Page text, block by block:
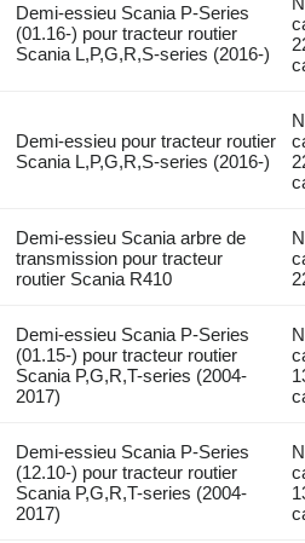
Demi-essieu Scania P-Series
(01.16-) pour tracteur routier
Scania L,P,G,R,S-series (2016-)
Demi-essieu pour tracteur routier
Scania L,P,G,R,S-series (2016-)
Demi-essieu Scania arbre de
transmission pour tracteur
routier Scania R410
Demi-essieu Scania P-Series
(01.15-) pour tracteur routier
Scania P,G,R,T-series (2004-
2017)
Demi-essieu Scania P-Series
(12.10-) pour tracteur routier
Scania P,G,R,T-series (2004-
2017)